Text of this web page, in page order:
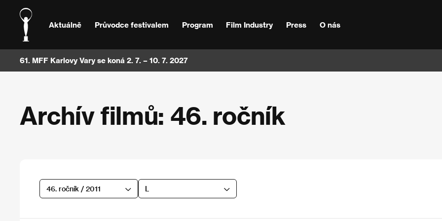
Aktuálně Průvodce festivalem Program Film Industry Press O nás
61. MFF Karlovy Vary se koná 2. 7. – 10. 7. 2027
Archív filmů: 46. ročník
46. ročník / 2011 L